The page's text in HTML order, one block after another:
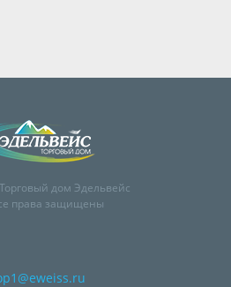
дом Эдельвейс
права защищены